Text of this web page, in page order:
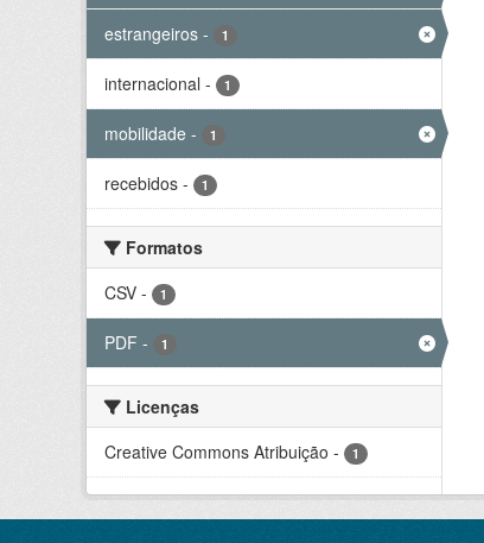
estrangeiros - 1
internacional - 1
mobilidade - 1
recebidos - 1
Formatos
CSV - 1
PDF - 1
Licenças
Creative Commons Atribuição - 1